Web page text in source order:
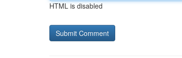
HTML is disabled